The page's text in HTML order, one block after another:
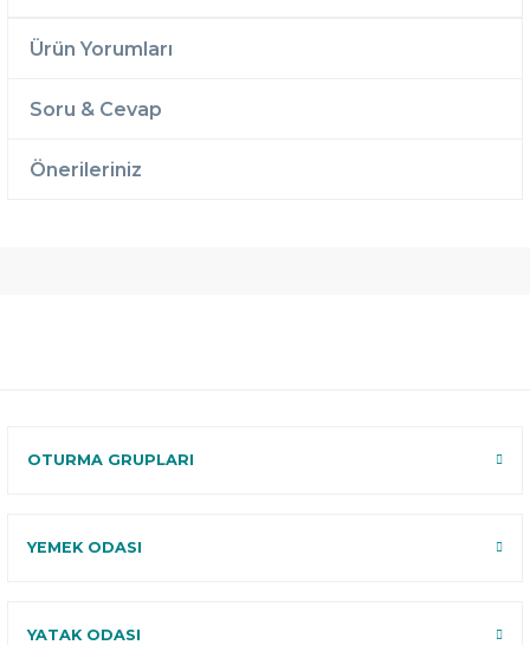
Ürün Yorumları
Soru & Cevap
Önerileriniz
OTURMA GRUPLARI
YEMEK ODASI
YATAK ODASI